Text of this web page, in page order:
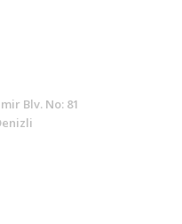
Blv. No: 81